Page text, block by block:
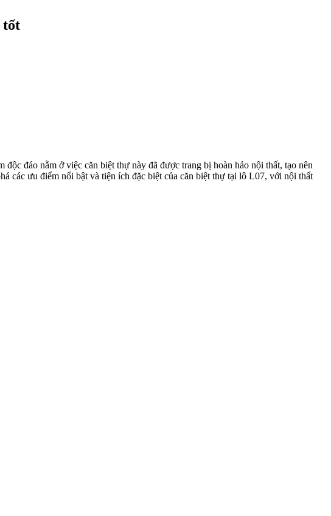
tốt
đáo nằm ở việc căn biệt thự này đã được trang bị hoàn hảo nội thất, tạo nên
các ưu điểm nổi bật và tiện ích đặc biệt của căn biệt thự tại lô L07, với nội thất